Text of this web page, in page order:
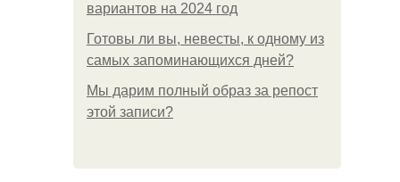
вариантов на 2024 год
Готовы ли вы, невесты, к одному из
самых запоминающихся дней?
Мы дарим полный образ за репост
этой записи?